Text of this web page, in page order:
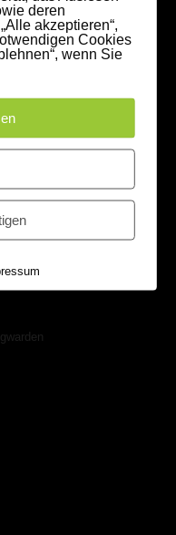
deren
akzeptieren“,
Cookies
wenn Sie